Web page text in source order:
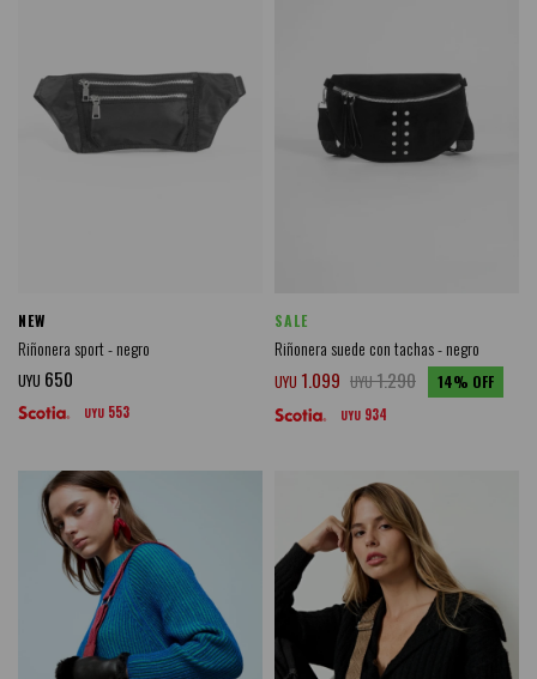
NEW
Riñonera sport - negro
UYU 650
UYU 553
SALE
Riñonera suede con tachas - negro
UYU 1.099 UYU1.290 14
UYU 934